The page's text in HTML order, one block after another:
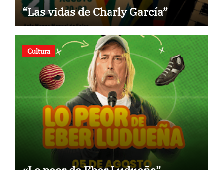
“Las vidas de Charly García”
Cultura